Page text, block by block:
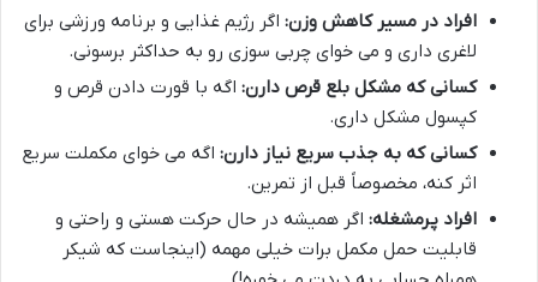
افراد در مسیر کاهش وزن: اگر رژیم غذایی و برنامه ورزشی برای
لاغری داری و می خوای چربی سوزی رو به حداکثر برسونی.
کسانی که مشکل بلع قرص دارن: اگه با قورت دادن قرص و
کپسول مشکل داری.
کسانی که به جذب سریع نیاز دارن: اگه می خوای مکملت سریع
اثر کنه، مخصوصاً قبل از تمرین.
افراد پرمشغله: اگر همیشه در حال حرکت هستی و راحتی و
قابلیت حمل مکمل برات خیلی مهمه (اینجاست که شیکر